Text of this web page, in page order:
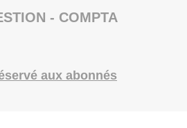
- COMPTA
aux abonnés